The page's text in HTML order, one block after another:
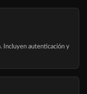
Incluyen autenticación y